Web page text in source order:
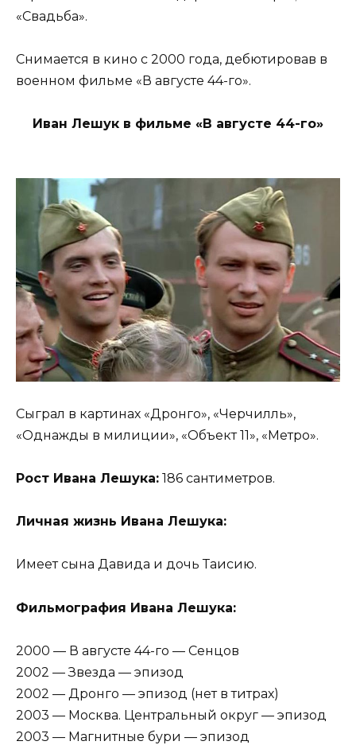
«Свадьба».
Снимается в кино с 2000 года, дебютировав в
военном фильме «В августе 44-го».
Иван Лешук в фильме «В августе 44-го»
Сыграл в картинах «Дронго», «Черчилль»,
«Однажды в милиции», «Объект 11», «Метро».
Рост Ивана Лешука: 186 сантиметров.
Личная жизнь Ивана Лешука:
Имеет сына Давида и дочь Таисию.
Фильмография Ивана Лешука:
2000 — В августе 44-го — Сенцов
2002 — Звезда — эпизод
2002 — Дронго — эпизод (нет в титрах)
2003 — Москва. Центральный округ — эпизод
2003 — Магнитные бури — эпизод